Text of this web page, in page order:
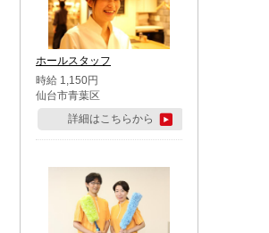
ホールスタッフ
時給 1,150円
仙台市青葉区
詳細はこちらから